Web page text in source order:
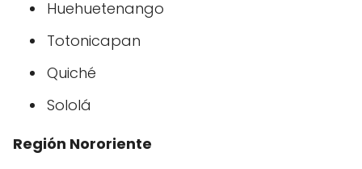
Huehuetenango
Totonicapan
Quiché
Sololá
Región Nororiente